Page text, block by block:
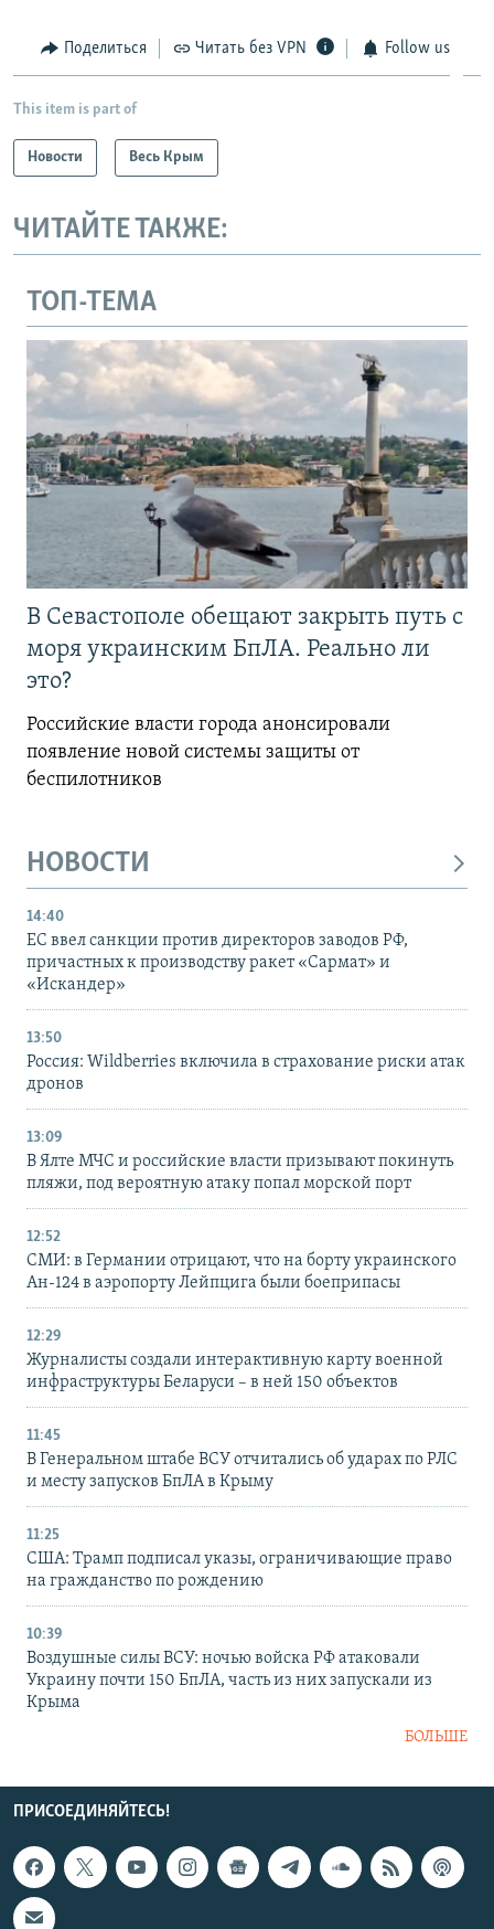
Поделиться Читать без VPN Follow us
This item is part of
Новости Весь Крым
ЧИТАЙТЕ ТАКЖЕ:
ТОП-ТЕМА
В Севастополе обещают закрыть путь с
моря украинским БпЛА. Реально ли
это?
Российские власти города анонсировали
появление новой системы защиты от
беспилотников
НОВОСТИ
14:40
ЕС ввел санкции против директоров заводов РФ,
причастных к производству ракет «Сармат» и
«Искандер»
13:50
Россия: Wildberries включила в страхование риски атак
дронов
13:09
В Ялте МЧС и российские власти призывают покинуть
пляжи, под вероятную атаку попал морской порт
12:52
СМИ: в Германии отрицают, что на борту украинского
Ан-124 в аэропорту Лейпцига были боеприпасы
12:29
Журналисты создали интерактивную карту военной
инфраструктуры Беларуси – в ней 150 объектов
11:45
В Генеральном штабе ВСУ отчитались об ударах по РЛС
и месту запусков БпЛА в Крыму
11:25
США: Трамп подписал указы, ограничивающие право
на гражданство по рождению
10:39
Воздушные силы ВСУ: ночью войска РФ атаковали
Украину почти 150 БпЛА, часть из них запускали из
Крыма
БОЛЬШЕ
ПРИСОЕДИНЯЙТЕСЬ!